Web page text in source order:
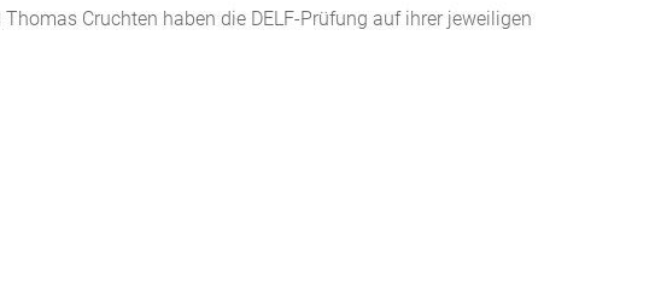
Cruchten haben die DELF-Prüfung auf ihrer jeweiligen